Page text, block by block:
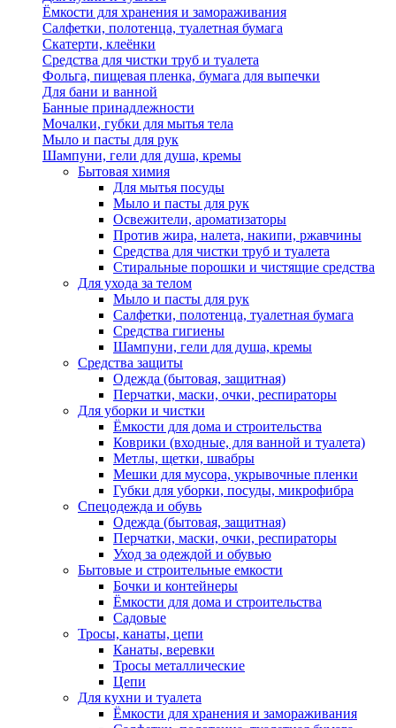
Ёмкости для хранения и замораживания
Салфетки, полотенца, туалетная бумага
Скатерти, клеёнки
Средства для чистки труб и туалета
Фольга, пищевая пленка, бумага для выпечки
Для бани и ванной
Банные принадлежности
Мочалки, губки для мытья тела
Мыло и пасты для рук
Шампуни, гели для душа, кремы
Бытовая химия
Для мытья посуды
Мыло и пасты для рук
Освежители, ароматизаторы
Против жира, налета, накипи, ржавчины
Средства для чистки труб и туалета
Стиральные порошки и чистящие средства
Для ухода за телом
Мыло и пасты для рук
Салфетки, полотенца, туалетная бумага
Средства гигиены
Шампуни, гели для душа, кремы
Средства защиты
Одежда (бытовая, защитная)
Перчатки, маски, очки, респираторы
Для уборки и чистки
Ёмкости для дома и строительства
Коврики (входные, для ванной и туалета)
Метлы, щетки, швабры
Мешки для мусора, укрывочные пленки
Губки для уборки, посуды, микрофибра
Спецодежда и обувь
Одежда (бытовая, защитная)
Перчатки, маски, очки, респираторы
Уход за одеждой и обувью
Бытовые и строительные емкости
Бочки и контейнеры
Ёмкости для дома и строительства
Садовые
Тросы, канаты, цепи
Канаты, веревки
Тросы металлические
Цепи
Для кухни и туалета
Ёмкости для хранения и замораживания